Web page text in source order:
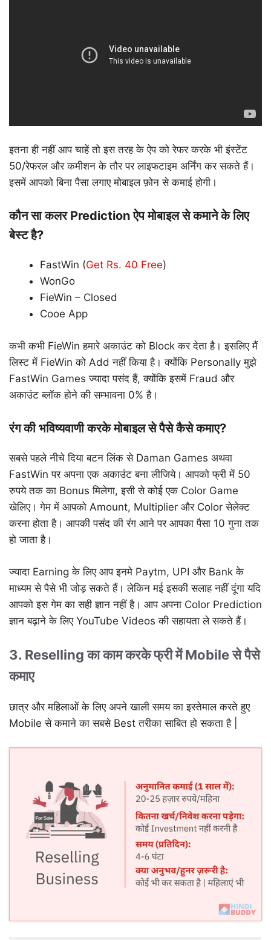
इतना ही नहीं आप चाहें तो इस तरह के ऐप को रेफर करके भी इंस्टेंट
50/रेफरल और कमीशन के तौर पर लाइफटाइम अर्निंग कर सकते हैं।
इसमें आपको बिना पैसा लगाए मोबाइल फ़ोन से कमाई होगी।
कौन सा कलर Prediction ऐप मोबाइल से कमाने के लिए
बेस्ट है?
FastWin (Get Rs. 40 Free)
WonGo
FieWin – Closed
Cooe App
कभी कभी FieWin हमारे अकाउंट को Block कर देता है। इसलिए मैं
लिस्ट में FieWin को Add नहीं किया है। क्योंकि Personally मुझे
FastWin Games ज्यादा पसंद हैं, क्योंकि इसमें Fraud और
अकाउंट ब्लॉक होने की सम्भावना 0% है।
रंग की भविष्यवाणी करके मोबाइल से पैसे कैसे कमाए?
सबसे पहले नीचे दिया बटन लिंक से Daman Games अथवा
FastWin पर अपना एक अकाउंट बना लीजिये। आपको फ्री में 50
रुपये तक का Bonus मिलेगा, इसी से कोई एक Color Game
खेलिए। गेम में आपको Amount, Multiplier और Color सेलेक्ट
करना होता है। आपकी पसंद की रंग आने पर आपका पैसा 10 गुना तक
हो जाता है।
ज्यादा Earning के लिए आप इनमे Paytm, UPI और Bank के
माध्यम से पैसे भी जोड़ सकते हैं। लेकिन मई इसकी सलाह नहीं दूंगा यदि
आपको इस गेम का सही ज्ञान नहीं है। आप अपना Color Prediction
ज्ञान बढ़ाने के लिए YouTube Videos की सहायता ले सकते हैं।
3. Reselling का काम करके फ्री में Mobile से पैसे
कमाए
छात्र और महिलाओं के लिए अपने खाली समय का इस्तेमाल करते हुए
Mobile से कमाने का सबसे Best तरीका साबित हो सकता है |